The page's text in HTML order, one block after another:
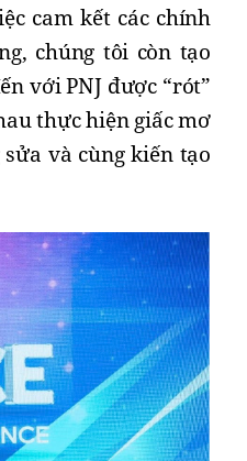
cam kết các chính
chúng tôi còn tạo
với PNJ được “rót”
thực hiện giấc mơ
và cùng kiến tạo